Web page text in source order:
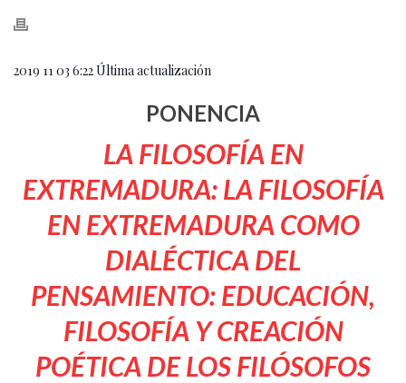
2019 11 03 6:22 Última actualización
PONENCIA
LA FILOSOFÍA EN
EXTREMADURA: LA FILOSOFÍA
EN EXTREMADURA COMO
DIALÉCTICA DEL
PENSAMIENTO: EDUCACIÓN,
FILOSOFÍA Y CREACIÓN
POÉTICA DE LOS FILÓSOFOS